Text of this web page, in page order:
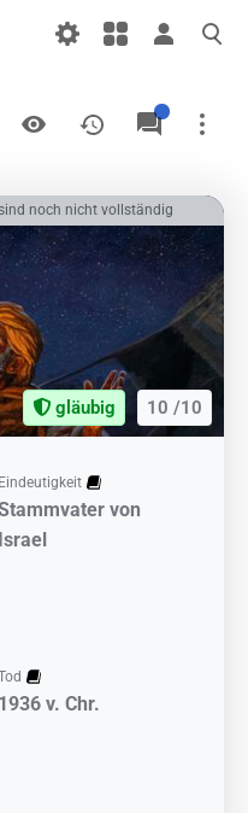
noch nicht vollständig
10 /10
gläubig
Eindeutigkeit
von
Israel
1936 v. Chr.